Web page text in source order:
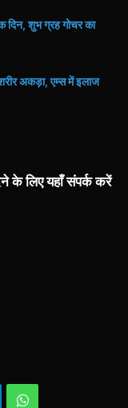
दिन, शुभ ग्रह गोचर का
अकड़ा, एम्स में इलाज
के लिए यहाँ संपर्क करें
WhatsApp